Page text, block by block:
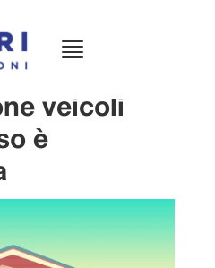
Menù
veicoli
è